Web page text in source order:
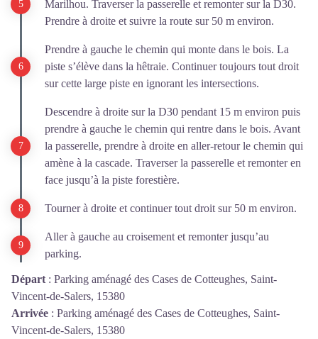
Marilhou. Traverser la passerelle et remonter sur la D30.
Prendre à droite et suivre la route sur 50 m environ.
Prendre à gauche le chemin qui monte dans le bois. La
piste s’élève dans la hêtraie. Continuer toujours tout droit
sur cette large piste en ignorant les intersections.
Descendre à droite sur la D30 pendant 15 m environ puis
prendre à gauche le chemin qui rentre dans le bois. Avant
la passerelle, prendre à droite en aller-retour le chemin qui
amène à la cascade. Traverser la passerelle et remonter en
face jusqu’à la piste forestière.
Tourner à droite et continuer tout droit sur 50 m environ.
Aller à gauche au croisement et remonter jusqu’au
parking.
Départ : Parking aménagé des Cases de Cotteughes, Saint-
Vincent-de-Salers, 15380
Arrivée : Parking aménagé des Cases de Cotteughes, Saint-
Vincent-de-Salers, 15380